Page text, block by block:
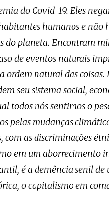
do Covid-19. Eles
humanos e não
do planeta. Encontram
de eventos naturais
ordem natural das coisas.
seu sistema social,
todos nós sentimos o
pelas mudanças
as discriminações
em um aborrecimento
é a demência senil de
o capitalismo em